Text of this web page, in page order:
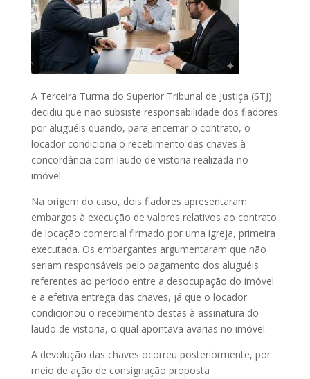
A Terceira Turma do Superior Tribunal de Justiça (STJ)
decidiu que não subsiste responsabilidade dos fiadores
por aluguéis quando, para encerrar o contrato, o
locador condiciona o recebimento das chaves à
concordância com laudo de vistoria realizada no
imóvel.
Na origem do caso, dois fiadores apresentaram
embargos à execução de valores relativos ao contrato
de locação comercial firmado por uma igreja, primeira
executada. Os embargantes argumentaram que não
seriam responsáveis pelo pagamento dos aluguéis
referentes ao período entre a desocupação do imóvel
e a efetiva entrega das chaves, já que o locador
condicionou o recebimento destas à assinatura do
laudo de vistoria, o qual apontava avarias no imóvel.
A devolução das chaves ocorreu posteriormente, por
meio de ação de consignação proposta